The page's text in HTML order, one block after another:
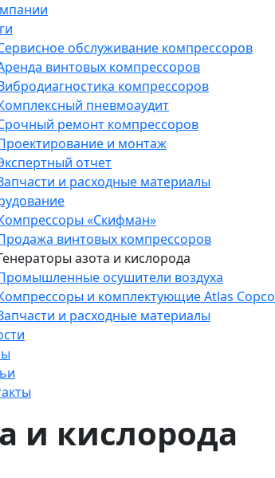
обслуживание компрессоров
винтовых компрессоров
компрессоров
пневмоаудит
ремонт компрессоров
и монтаж
отчет
и расходные материалы
«Скифман»
винтовых компрессоров
азота и кислорода
осушители воздуха
и комплектующие Atlas Copco
и расходные материалы
и кислорода